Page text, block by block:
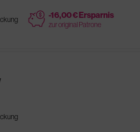
price -16,00 € Ersparnis
zur original Patrone